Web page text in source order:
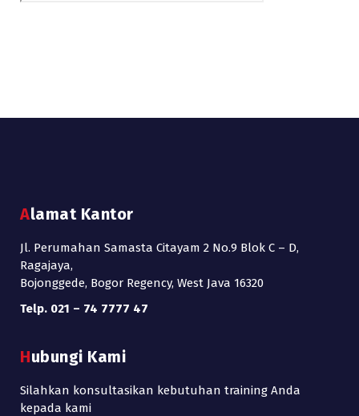
Alamat Kantor
Jl. Perumahan Samasta Citayam 2 No.9 Blok C – D,
Ragajaya,
Bojonggede, Bogor Regency, West Java 16320
Telp. 021 – 74 7777 47
Hubungi Kami
Silahkan konsultasikan kebutuhan training Anda
kepada kami